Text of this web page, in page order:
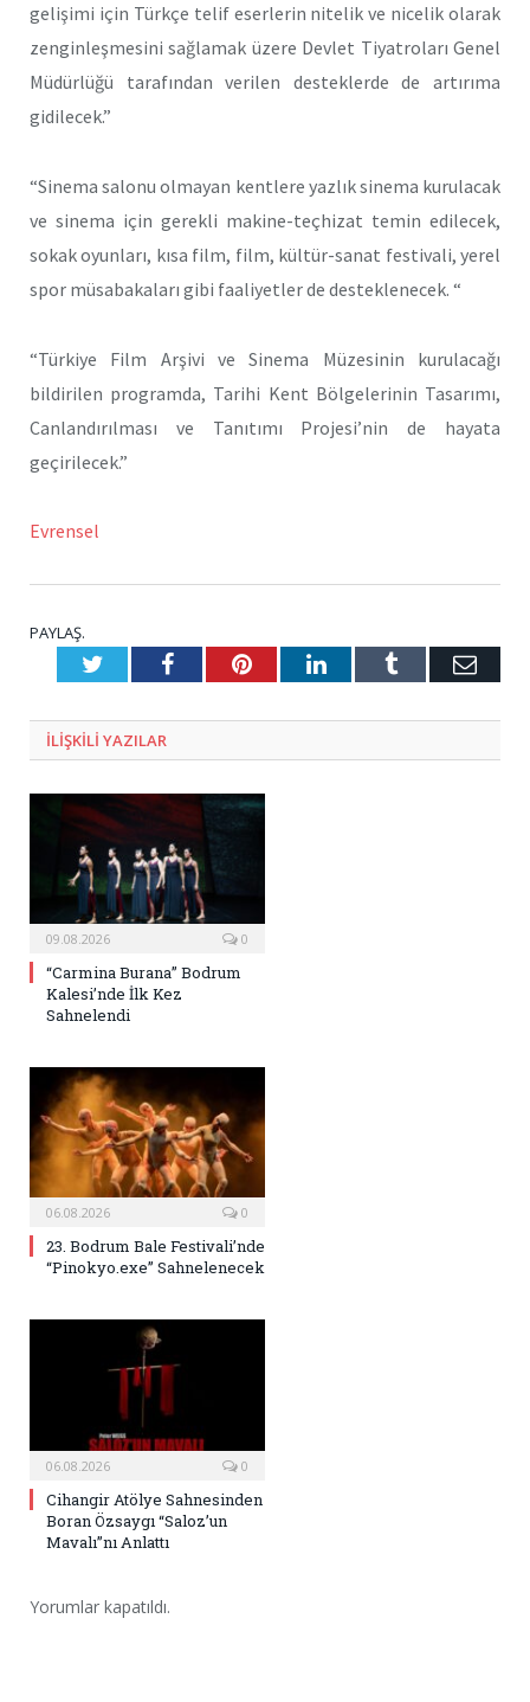
gelişimi için Türkçe telif eserlerin nitelik ve nicelik olarak
zenginleşmesini sağlamak üzere Devlet Tiyatroları Genel
Müdürlüğü tarafından verilen desteklerde de artırıma
gidilecek.”
“Sinema salonu olmayan kentlere yazlık sinema kurulacak
ve sinema için gerekli makine-teçhizat temin edilecek,
sokak oyunları, kısa film, film, kültür-sanat festivali, yerel
spor müsabakaları gibi faaliyetler de desteklenecek. “
“Türkiye Film Arşivi ve Sinema Müzesinin kurulacağı
bildirilen programda, Tarihi Kent Bölgelerinin Tasarımı,
Canlandırılması ve Tanıtımı Projesi’nin de hayata
geçirilecek.”
Evrensel
PAYLAŞ.
TwitterFacebookPinterestLinkedInTumblr E-
ILIŞKILI YAZILAR
09.08.2026 0
“Carmina Burana” Bodrum
Kalesi’nde İlk Kez
Sahnelendi
06.08.2026 0
23. Bodrum Bale Festivali’nde
“Pinokyo.exe” Sahnelenecek
06.08.2026 0
Cihangir Atölye Sahnesinden
Boran Özsaygı “Saloz’un
Mavalı”nı Anlattı
Yorumlar kapatıldı.